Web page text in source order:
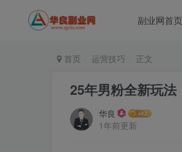
副业网首页
首页 运营技巧 正文
25年男粉全新玩
华良
1年前更新